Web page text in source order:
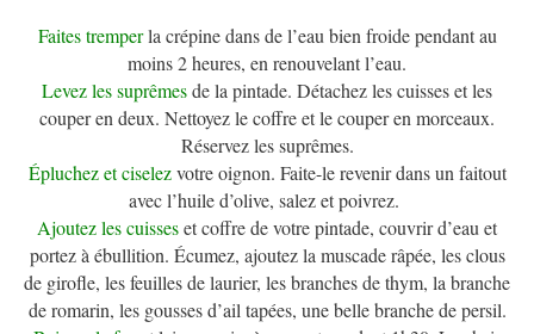
Faites tremperla crépine dans de l’eau bien froide pendant au
moins 2 heures, en renouvelant l’eau.
Levez les suprêmesde la pintade. Détachez les cuisses et les
couper en deux. Nettoyez le coffre et le couper en morceaux.
Réservez les suprêmes.
Épluchez et ciselezvotre oignon. Faite-le revenir dans un faitout
avec l’huile d’olive, salez et poivrez.
Ajoutez les cuisseset coffre de votre pintade, couvrir d’eau et
portez à ébullition. Écumez, ajoutez la muscade râpée, les clous
de girofle, les feuilles de laurier, les branches de thym, la branche
de romarin, les gousses d’ail tapées, une belle branche de persil.